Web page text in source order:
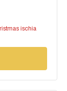
ischia